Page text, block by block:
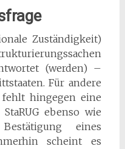
Zuständigkeit)
(werden) –
Für andere
fehlt hingegen eine
ebenso wie
eines
scheint es